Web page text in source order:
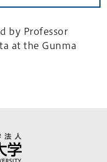
by Professor
at the Gunma